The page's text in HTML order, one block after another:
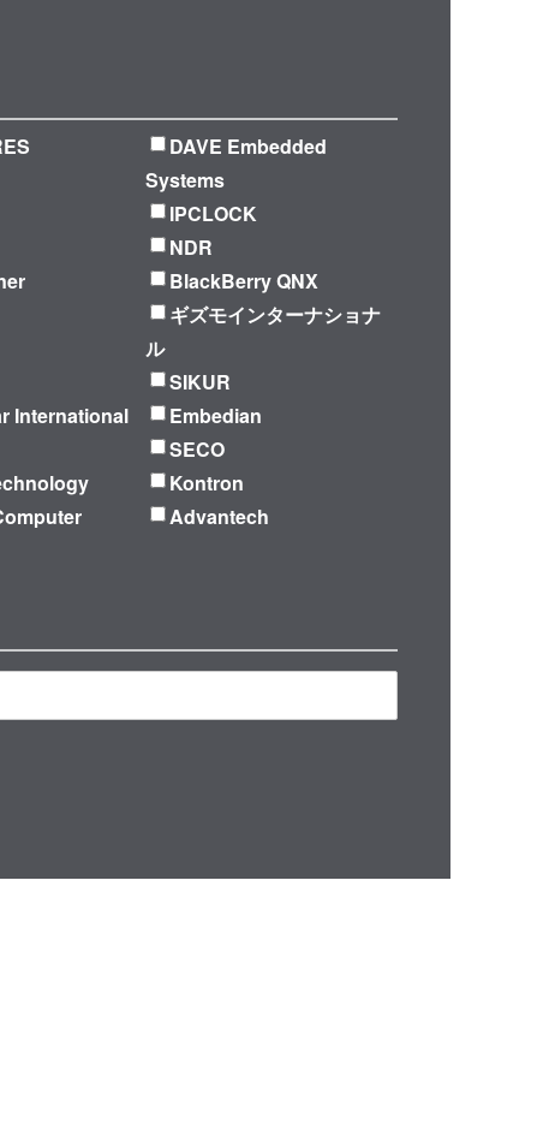
DAVE Embedded
Systems
IPCLOCK
NDR
BlackBerry QNX
ギズモインターナショナ
ル
SIKUR
International
Embedian
SECO
Kontron
Advantech